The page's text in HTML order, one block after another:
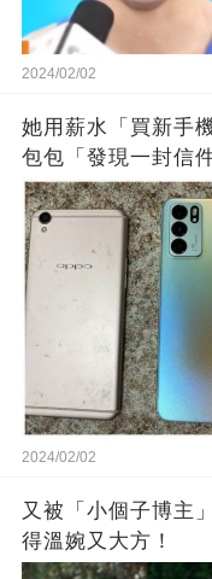
2024/02/02
她用薪水「買新手
包包「發現一封信
2024/02/02
又被「小個子博主
得溫婉又大方！